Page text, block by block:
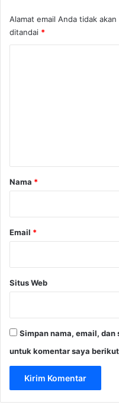
Alamat email Anda tidak
ditandai *
rNama *
Email *
Situs Web
Simpan nama, email, dan
untuk komentar saya